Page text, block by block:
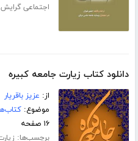
اجتماعی گرایش
دانلود کتاب زیارت جامعه کبیره
از: عزیز باقریار
موضوع:
۱۶ صفحه
برچسب‌ها: